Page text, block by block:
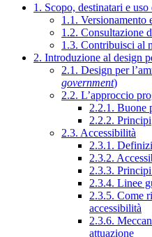
1. Scopo, destinatari e
1.1. Versionamento
1.2. Consultazione
1.3. Contribuisci al
2. Introduzione al design
2.1. Design per
government)
2.2. L’approccio
2.2.1. Buone
2.2.2. Principi
2.3. Accessibilità
2.3.1.
2.3.2.
2.3.3.
2.3.4. Linee
2.3.5. Come
accessibilità
2.3.6.
attuazione